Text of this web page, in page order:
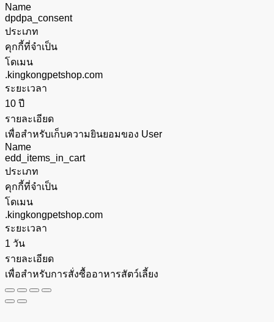
Name
dpdpa_consent
ประเภท
คุกกี้ที่จำเป็น
โดเมน
.kingkongpetshop.com
ระยะเวลา
10 ปี
รายละเอียด
เพื่อสำหรับเก็บความยินยอมของ User
Name
edd_items_in_cart
ประเภท
คุกกี้ที่จำเป็น
โดเมน
.kingkongpetshop.com
ระยะเวลา
1 วัน
รายละเอียด
เพื่อสำหรับการสั่งซื้ออาหารสัตว์เลี้ยง